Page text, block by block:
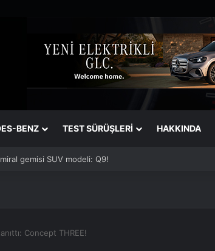
BENZ TEST SÜRÜŞLERİ HAKKINDA
in Türkiye etiketine kavuşuyor!
Concept THREE!